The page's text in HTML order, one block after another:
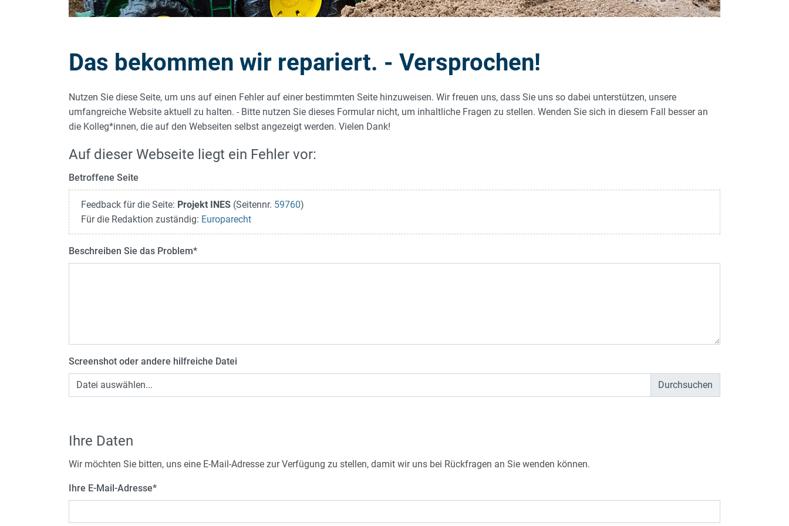
Das bekommen wir repariert. - Versprochen!
Nutzen Sie diese Seite, um uns auf einen Fehler auf einer bestimmten Seite hinzuweisen. Wir freuen uns, dass Sie uns so dabei unterstützen, unsere
umfangreiche Website aktuell zu halten. - Bitte nutzen Sie dieses Formular nicht, um inhaltliche Fragen zu stellen. Wenden Sie sich in diesem Fall besser an
die Kolleg*innen, die auf den Webseiten selbst angezeigt werden. Vielen Dank!
Auf dieser Webseite liegt ein Fehler vor:
Betroffene Seite
Feedback für die Seite: Projekt INES (Seitennr. 59760)
Für die Redaktion zuständig: Europarecht
Beschreiben Sie das Problem*
Screenshot oder andere hilfreiche Datei
Datei auswählen...
Ihre Daten
Wir möchten Sie bitten, uns eine E-Mail-Adresse zur Verfügung zu stellen, damit wir uns bei Rückfragen an Sie wenden können.
Ihre E-Mail-Adresse*